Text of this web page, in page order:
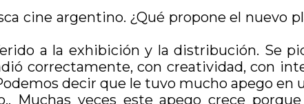
cine argentino. ¿Qué propone el nuevo
a la exhibición y la distribución. Se
correctamente, con creatividad, con
decir que le tuvo mucho apego en
Muchas veces este apego crece